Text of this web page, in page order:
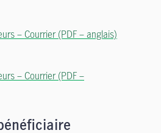
– Courrier (PDF – anglais)
– Courrier (PDF –